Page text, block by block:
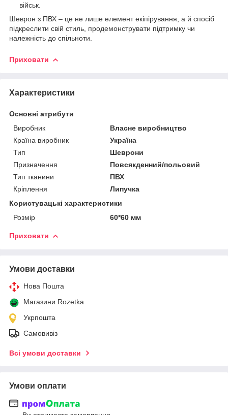
військ.
Шеврон з ПВХ – це не лише елемент екіпірування, а й спосіб
підкреслити свій стиль, продемонструвати підтримку чи
належність до спільноти.
Приховати
Характеристики
Основні атрибути
Виробник
Власне виробництво
Країна виробник
Україна
Тип
Шеврони
Призначення
Повсякденний/польовий
Тип тканини
ПВХ
Кріплення
Липучка
Користувацькі характеристики
Розмір
60*60 мм
Приховати
Умови доставки
Нова Пошта
Магазини Rozetka
Укрпошта
Самовивіз
Всі умови доставки
Умови оплати